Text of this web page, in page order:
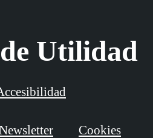
Utilidad
Cookies